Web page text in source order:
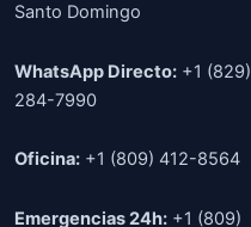
Santo Domingo
WhatsApp Directo: +1 (829)
284-7990
Oficina: +1 (809) 412-8564
Emergencias 24h: +1 (809)